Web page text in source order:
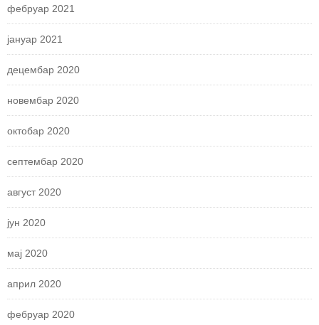
фебруар 2021
јануар 2021
децембар 2020
новембар 2020
октобар 2020
септембар 2020
август 2020
јун 2020
мај 2020
април 2020
фебруар 2020